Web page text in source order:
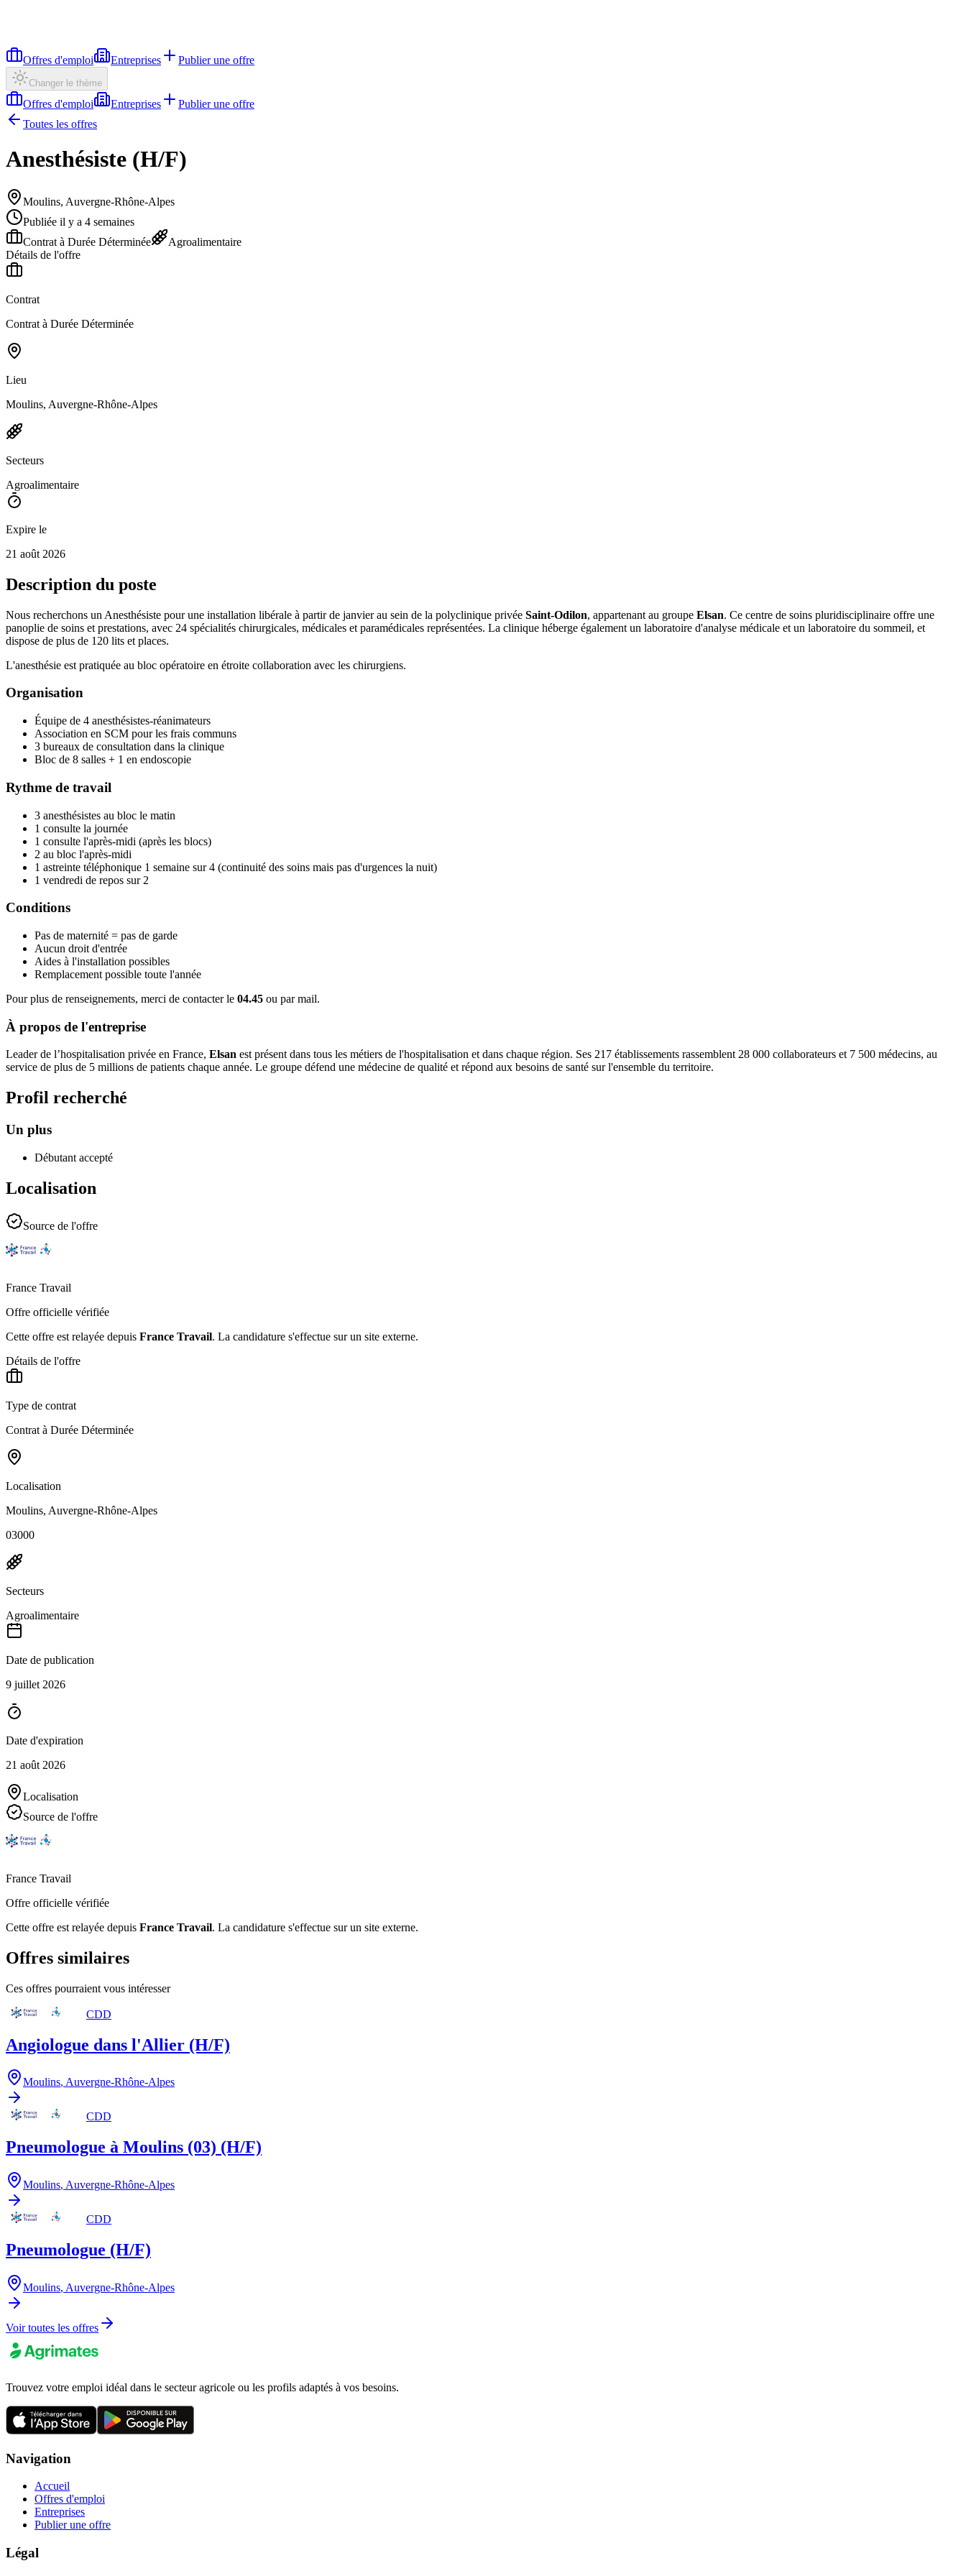
Offres d'emploi Entreprises Publier une offre
Changer le thème
Offres d'emploi Entreprises
Publier une offre
Toutes les offres
Anesthésiste (H/F)
Moulins, Auvergne-Rhône-Alpes
Publiée il y a 4 semaines
Contrat à Durée Déterminée
Agroalimentaire
Détails de l'offre
Contrat
Contrat à Durée Déterminée
Lieu
Moulins, Auvergne-Rhône-Alpes
Secteurs
Agroalimentaire
Expire le
21 août 2026
Description du poste
Nous recherchons un Anesthésiste pour une installation libérale à partir de janvier au sein de la polyclinique privée Saint-Odilon, appartenant au groupe Elsan. Ce centre de soins pluridisciplinaire offre une
panoplie de soins et prestations, avec 24 spécialités chirurgicales, médicales et paramédicales représentées. La clinique héberge également un laboratoire d'analyse médicale et un laboratoire du sommeil, et
dispose de plus de 120 lits et places.
L'anesthésie est pratiquée au bloc opératoire en étroite collaboration avec les chirurgiens.
Organisation
Équipe de 4 anesthésistes-réanimateurs
Association en SCM pour les frais communs
3 bureaux de consultation dans la clinique
Bloc de 8 salles + 1 en endoscopie
Rythme de travail
3 anesthésistes au bloc le matin
1 consulte la journée
1 consulte l'après-midi (après les blocs)
2 au bloc l'après-midi
1 astreinte téléphonique 1 semaine sur 4 (continuité des soins mais pas d'urgences la nuit)
1 vendredi de repos sur 2
Conditions
Pas de maternité = pas de garde
Aucun droit d'entrée
Aides à l'installation possibles
Remplacement possible toute l'année
Pour plus de renseignements, merci de contacter le 04.45 ou par mail.
À propos de l'entreprise
Leader de l’hospitalisation privée en France, Elsan est présent dans tous les métiers de l'hospitalisation et dans chaque région. Ses 217 établissements rassemblent 28 000 collaborateurs et 7 500 médecins, au
service de plus de 5 millions de patients chaque année. Le groupe défend une médecine de qualité et répond aux besoins de santé sur l'ensemble du territoire.
Profil recherché
Un plus
Débutant accepté
Localisation
Source de l'offre
France Travail
Offre officielle vérifiée
Cette offre est relayée depuis France Travail. La candidature s'effectue sur un site externe.
Détails de l'offre
Type de contrat
Contrat à Durée Déterminée
Localisation
Moulins, Auvergne-Rhône-Alpes
03000
Secteurs
Agroalimentaire
Date de publication
9 juillet 2026
Date d'expiration
21 août 2026
Localisation
Source de l'offre
France Travail
Offre officielle vérifiée
Cette offre est relayée depuis France Travail. La candidature s'effectue sur un site externe.
Offres similaires
Ces offres pourraient vous intéresser
CDD
Angiologue dans l'Allier (H/F)
Moulins, Auvergne-Rhône-Alpes
CDD
Pneumologue à Moulins (03) (H/F)
Moulins, Auvergne-Rhône-Alpes
CDD
Pneumologue (H/F)
Moulins, Auvergne-Rhône-Alpes
Voir toutes les offres
Trouvez votre emploi idéal dans le secteur agricole ou les profils adaptés à vos besoins.
Navigation
Accueil
Offres d'emploi
Entreprises
Publier une offre
Légal